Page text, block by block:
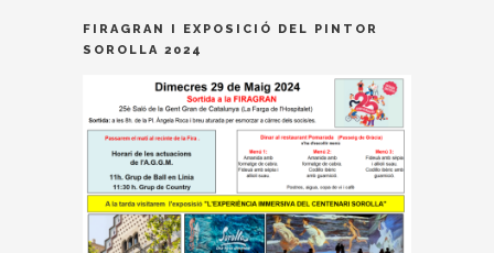
FIRAGRAN I EXPOSICIÓ DEL PINTOR
SOROLLA 2024